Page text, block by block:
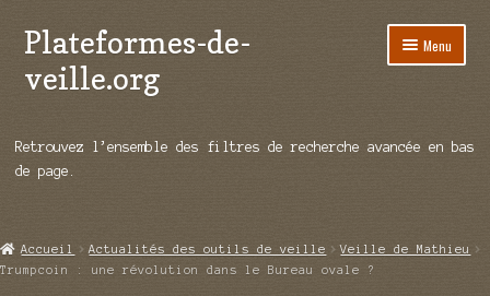
Aller
à
la
Aller
au
contenu
Plateformes-de-
veille.org
Menu
Répertoire d’ouitils
Démos vidéos
Retrouvez l’ensemble des filtres de recherche avancée en bas
de page.
Accueil Actualités des outils de veille
Veille de Mathieu
Trumpcoin : une révolution dans le Bureau ovale ?